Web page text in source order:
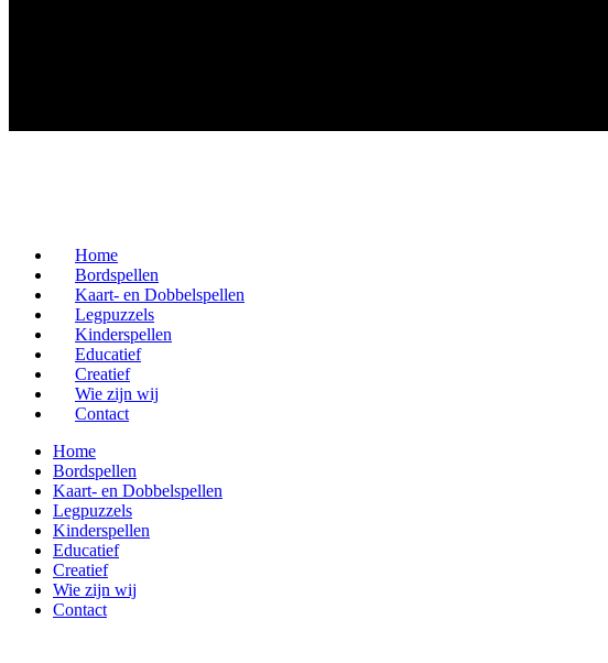
Home
Bordspellen
Kaart- en Dobbelspellen
Legpuzzels
Kinderspellen
Educatief
Creatief
Wie zijn wij
Contact
Home
Bordspellen
Kaart- en Dobbelspellen
Legpuzzels
Kinderspellen
Educatief
Creatief
Wie zijn wij
Contact